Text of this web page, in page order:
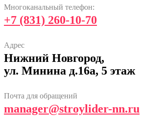
Многоканальный телефон:
+7 (831) 260-10-70
Адрес
Нижний Новгород,
ул. Минина д.16а, 5 этаж
Почта для обращений
manager@stroylider-nn.ru